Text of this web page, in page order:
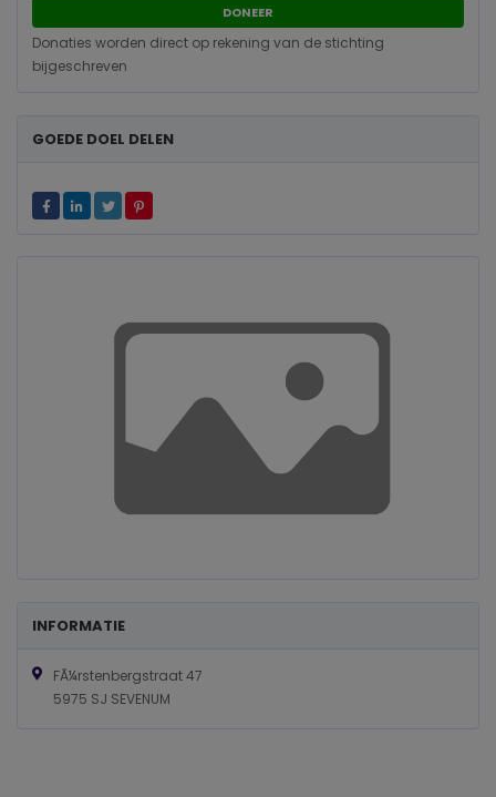
DONEER
Donaties worden direct op rekening van de stichting
bijgeschreven
GOEDE DOEL DELEN
INFORMATIE
FÃ¼rstenbergstraat 47
5975 SJ SEVENUM